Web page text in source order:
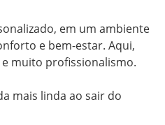
em um ambiente
e bem-estar. Aqui,
muito profissionalismo.
mais linda ao sair do